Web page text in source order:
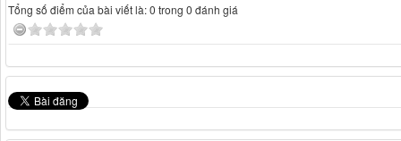
Tổng số điểm của bài viết là: 0 trong 0 đánh giá